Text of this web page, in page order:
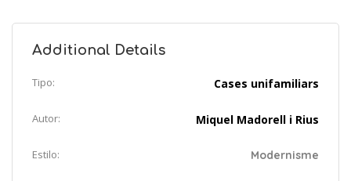
Additional Details
Tipo: Cases unifamiliars
Autor: Miquel Madorell i Rius
Estilo: Modernisme